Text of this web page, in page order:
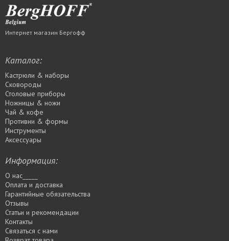
Интернет магазин Бергофф
Каталог:
Кастрюли & наборы
Сковороды
Столовые приборы
Ножницы & ножи
Чай & кофе
Противни & формы
Инструменты
Аксессуары
Информация:
О нас_____
Оплата и доставка
Гарантийные обязательства
Отзывы
Статьи и рекомендации
Контакты
Связаться с нами